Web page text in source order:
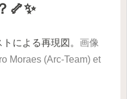
🦴✨
による再現図。 画像
Moraes (Arc-Team) et